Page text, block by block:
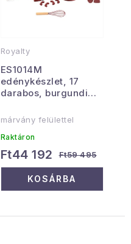
Royalty
ES1014M
edénykészlet, 17
darabos, burgundi
márvány felülettel
Raktáron
Ft44 192 Ft59 495
KOSÁRBA